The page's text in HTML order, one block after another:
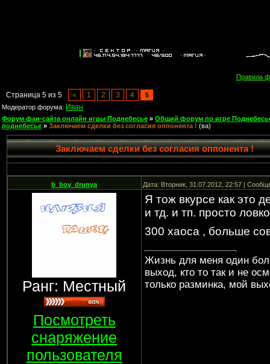
Правила
Страница 5 из 5 « 1 2 3 4
5
Модератор форума: Иван
Форум фан-сайта онлайн игры Поднебесье » Общий форум по игре
поднебесье » Заключаем сделки без согласия оппонента ! (ва)
Заключаем сделки без согласия оппонента !
b_boy_drunya Дата: Вторник, 31.07.2012, 22:57 |
Ранг: Местный
Посмотреть
снаряжение
пользователя
Я тож вкурсе как это
и тд. и тп. просто
300 хаоса , больше
Жизнь для меня один
выход, кто то так и не
только разминка, мой